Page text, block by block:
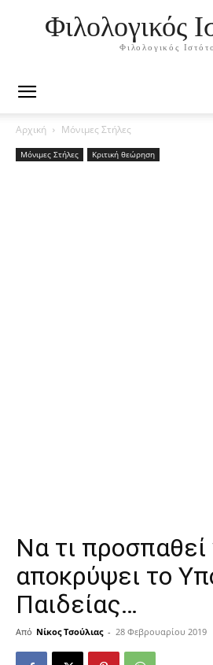
Φιλολογικός
Φιλολογικός
Αρχική Μόνιμες Στήλες
Μόνιμες Στήλες Κριτική θεώρηση
Να τι προσπαθεί
αποκρύψει το
Παιδείας…
Από Νίκος Τσούλιας - 28 Φεβρουαρίου 2019